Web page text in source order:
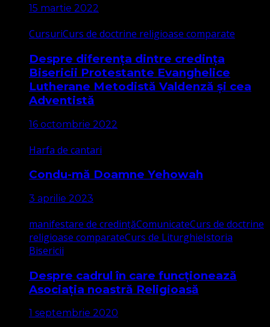
15 martie 2022
CursuriCurs de doctrine religioase comparate
Despre diferența dintre credința
Bisericii Protestante Evanghelice
Lutherane Metodistă Valdenză și cea
Adventistă
16 octombrie 2022
Harfa de cantari
Condu-mă Doamne Yehowah
3 aprilie 2023
manifestare de credințăComunicateCurs de doctrine
religioase comparateCurs de LiturghieIstoria
Bisericii
Despre cadrul în care funcționează
Asociația noastră Religioasă
1 septembrie 2020